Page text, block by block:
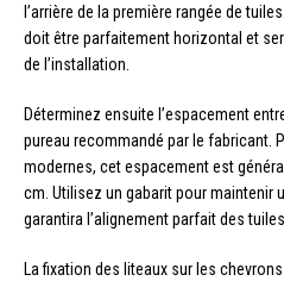
l’arrière de la première rangée de
doit être parfaitement horizontal et
de l’installation.
Déterminez ensuite l’espacement
pureau recommandé par le fabricant.
modernes, cet espacement est
cm. Utilisez un gabarit pour maintenir
garantira l’alignement parfait des tuiles.
La fixation des liteaux sur les